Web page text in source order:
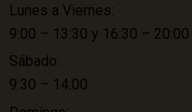
Lunes a Viernes:
9:00 – 13:30 y 16:30 – 20:00
Sábado:
9:30 – 14:00